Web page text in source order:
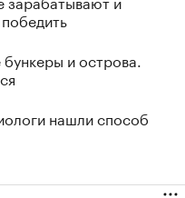
и острова.
нашли способ